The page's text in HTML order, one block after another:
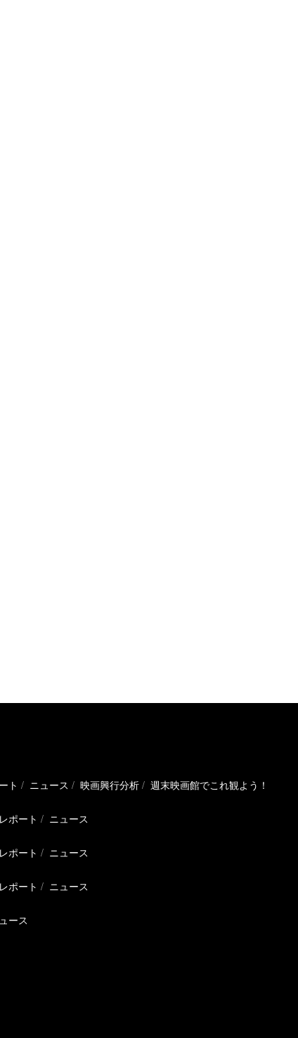
ト ニュース 映画興行分析 週末映画館でこれ観よう！
レポート ニュース
レポート ニュース
レポート ニュース
ース